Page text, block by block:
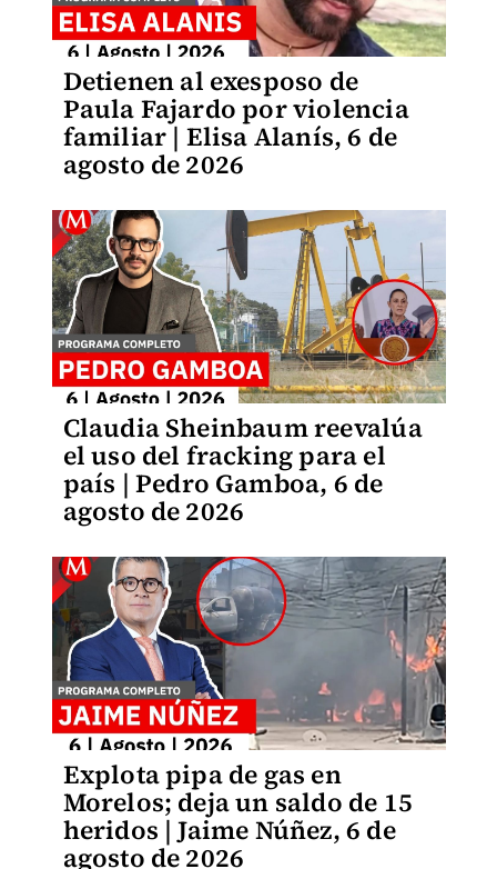
Detienen al exesposo de
Paula Fajardo por violencia
familiar | Elisa Alanís, 6 de
agosto de 2026
Claudia Sheinbaum reevalúa
el uso del fracking para el
país | Pedro Gamboa, 6 de
agosto de 2026
Explota pipa de gas en
Morelos; deja un saldo de 15
heridos | Jaime Núñez, 6 de
agosto de 2026